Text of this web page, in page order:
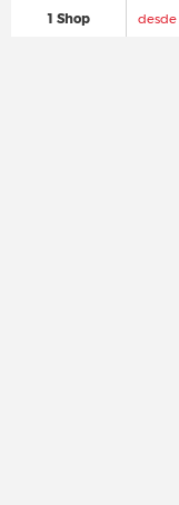
1 Shop desde